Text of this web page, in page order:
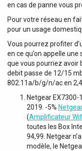
en cas de panne vous
Pour votre réseau en
pour un usage
Vous pourrez profiter
en ce qu’on appelle
que vous pourriez avoir
debit passe de 12/15
802.11a/b/g/n/ac en
Netgear EX7300-
2019. -5%
(Amplificateur
toutes les Box
94,99. Netgear
modèle, le